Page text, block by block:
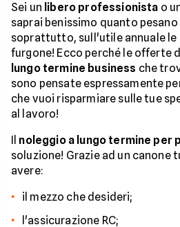
Sei un libero professionista o
saprai benissimo quanto
soprattutto, sull'utile annuale le
furgone! Ecco perché le offerte
lungo termine business che
sono pensate espressamente
che vuoi risparmiare sulle tue
al lavoro!
Il noleggio a lungo termine per
soluzione! Grazie ad un canone
avere:
il mezzo che desideri;
l'assicurazione RC;